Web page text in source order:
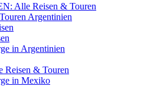
Alle Reisen & Touren
Argentinien
in Argentinien
& Touren
in Mexiko